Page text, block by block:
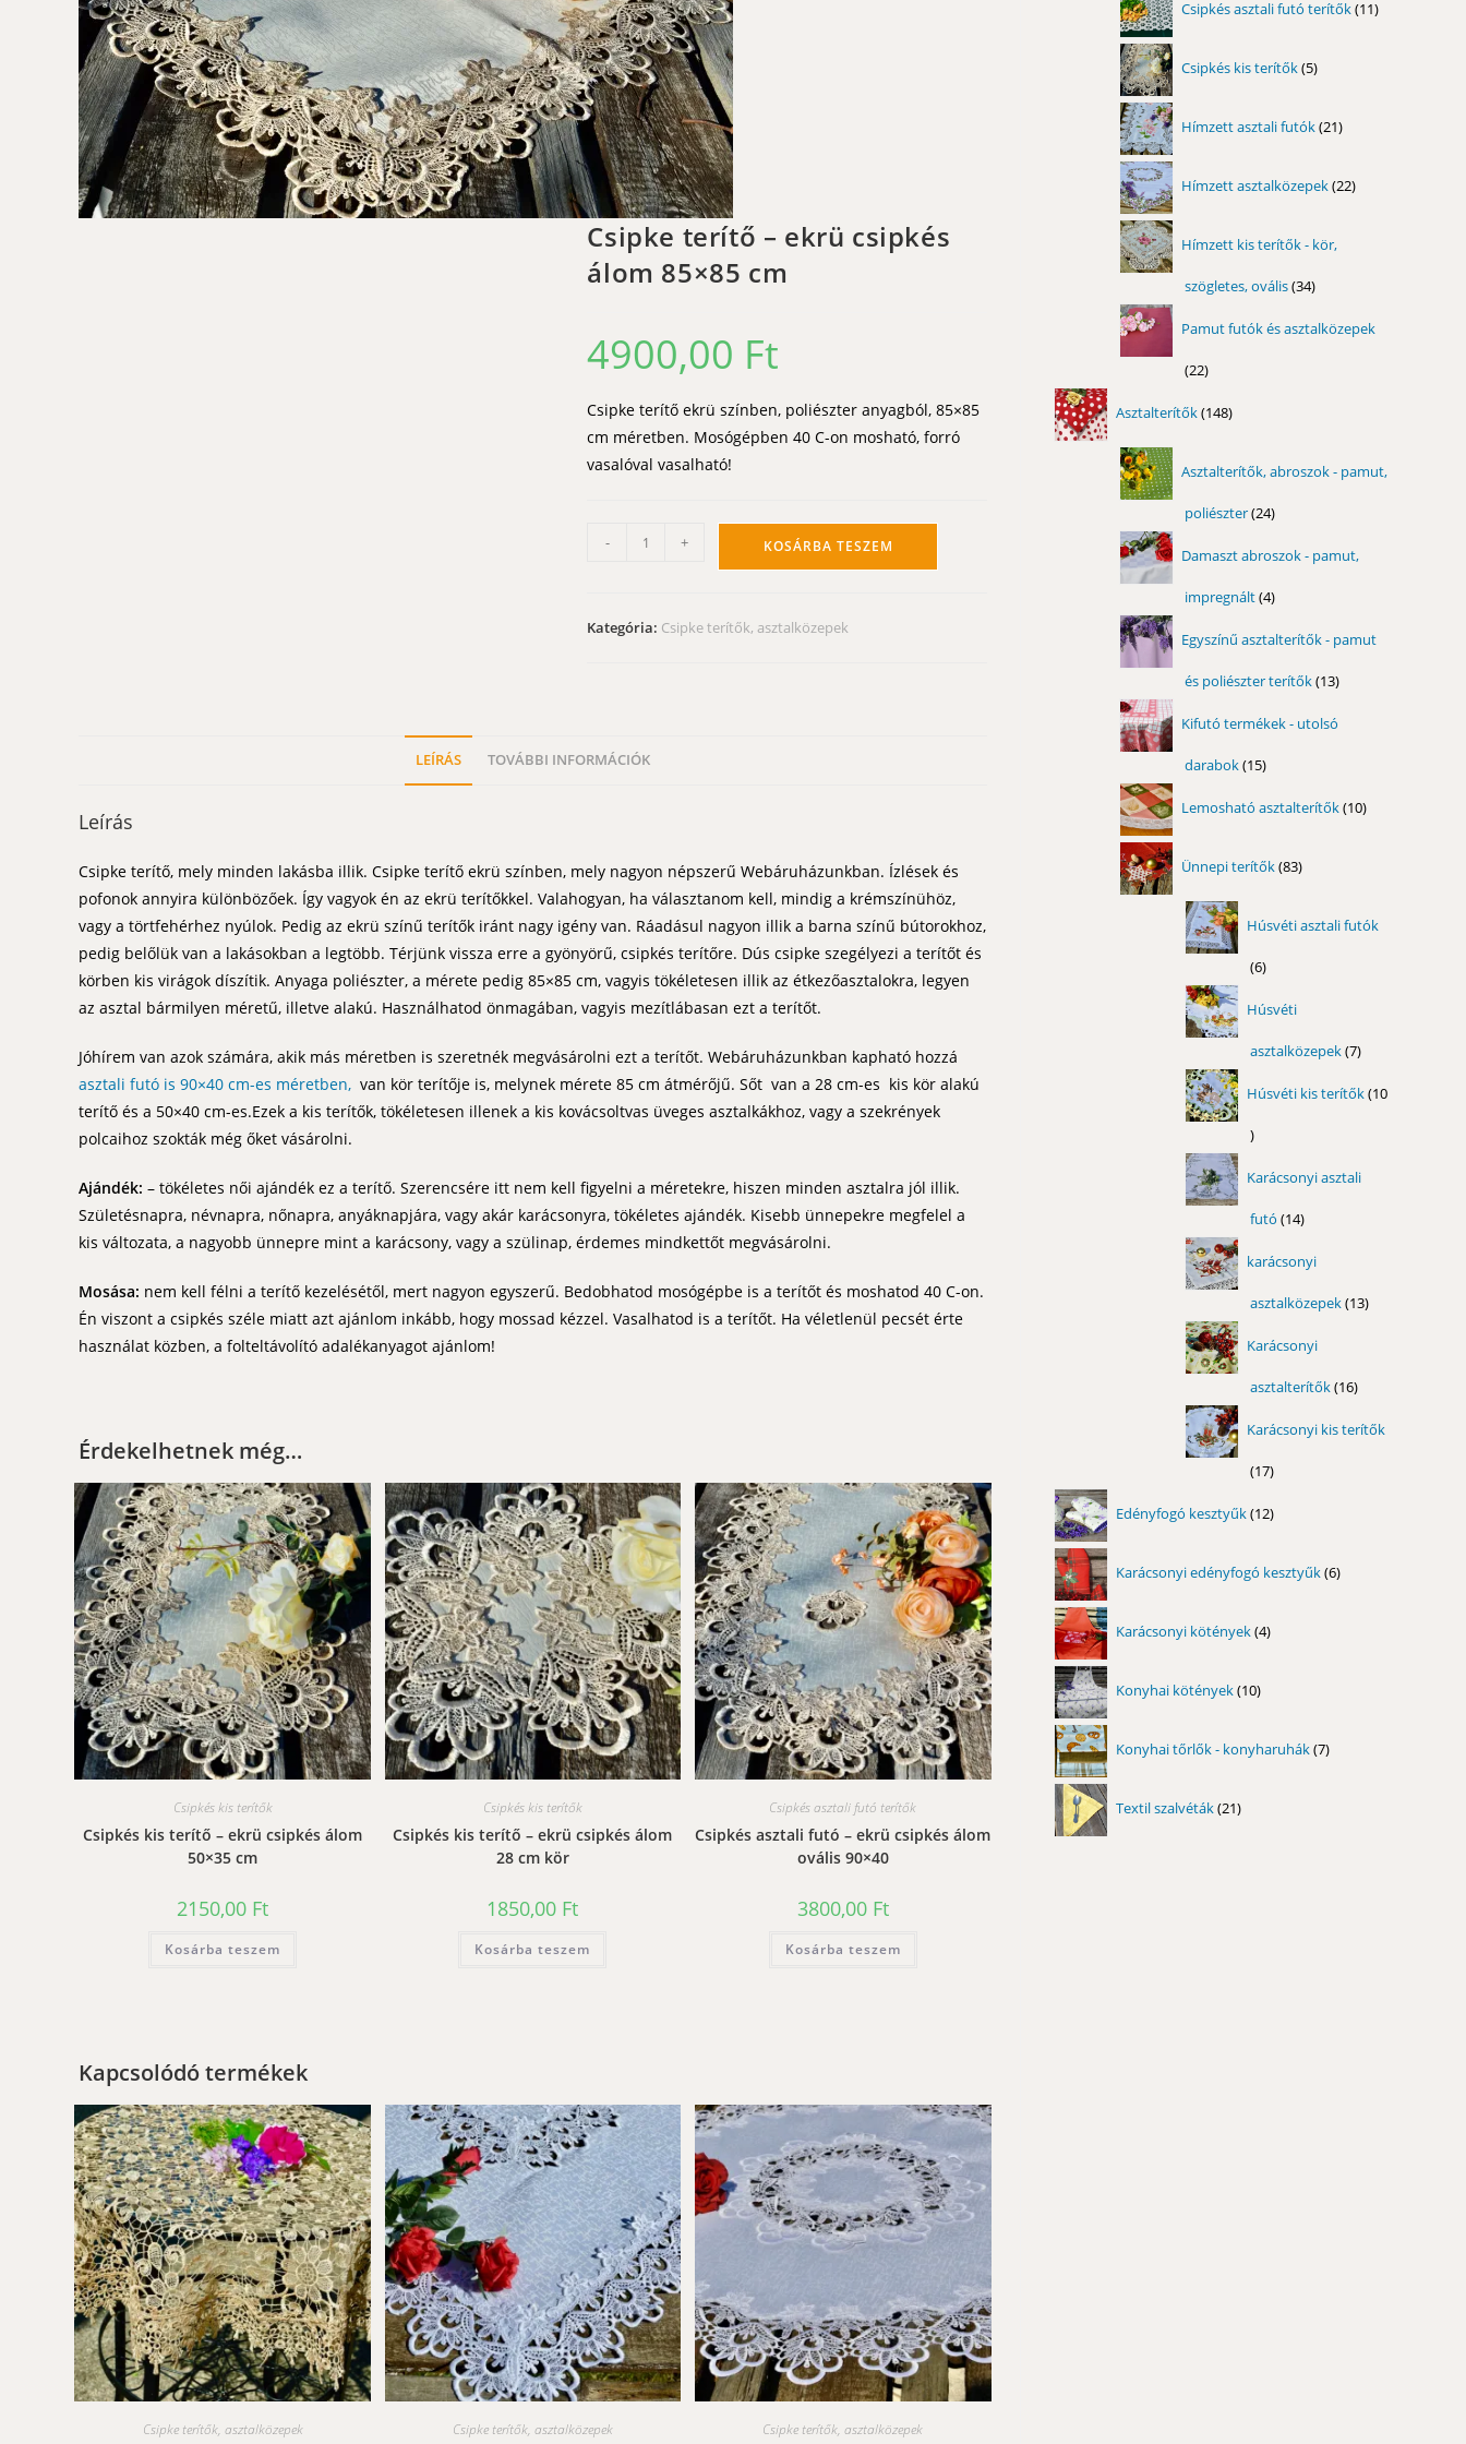
Csipke terítő – ekrü csipkés
álom 85×85 cm
4900,00 Ft
Csipke terítő ekrü színben, poliészter anyagból, 85×85
cm méretben. Mosógépben 40 C-on mosható, forró
vasalóval vasalható!
mennyiség
- + KOSÁRBA TESZEM
Kategória: Csipke terítők, asztalközepek
LEÍRÁS TOVÁBBI INFORMÁCIÓK
Leírás
Csipke terítő, mely minden lakásba illik. Csipke terítő ekrü színben, mely nagyon népszerű Webáruházunkban. Ízlések és
pofonok annyira különbözőek. Így vagyok én az ekrü terítőkkel. Valahogyan, ha választanom kell, mindig a krémszínühöz,
vagy a törtfehérhez nyúlok. Pedig az ekrü színű terítők iránt nagy igény van. Ráadásul nagyon illik a barna színű bútorokhoz,
pedig belőlük van a lakásokban a legtöbb. Térjünk vissza erre a gyönyörű, csipkés terítőre. Dús csipke szegélyezi a terítőt és
körben kis virágok díszítik. Anyaga poliészter, a mérete pedig 85×85 cm, vagyis tökéletesen illik az étkezőasztalokra, legyen
az asztal bármilyen méretű, illetve alakú. Használhatod önmagában, vagyis mezítlábasan ezt a terítőt.
Jóhírem van azok számára, akik más méretben is szeretnék megvásárolni ezt a terítőt. Webáruházunkban kapható hozzá
asztali futó is 90×40 cm-es méretben, van kör terítője is, melynek mérete 85 cm átmérőjű. Sőt van a 28 cm-es kis kör alakú
terítő és a 50×40 cm-es.Ezek a kis terítők, tökéletesen illenek a kis kovácsoltvas üveges asztalkákhoz, vagy a szekrények
polcaihoz szokták még őket vásárolni.
Ajándék: – tökéletes női ajándék ez a terítő. Szerencsére itt nem kell figyelni a méretekre, hiszen minden asztalra jól illik.
Születésnapra, névnapra, nőnapra, anyáknapjára, vagy akár karácsonyra, tökéletes ajándék. Kisebb ünnepekre megfelel a
kis változata, a nagyobb ünnepre mint a karácsony, vagy a szülinap, érdemes mindkettőt megvásárolni.
Mosása: nem kell félni a terítő kezelésétől, mert nagyon egyszerű. Bedobhatod mosógépbe is a terítőt és moshatod 40 C-on.
Én viszont a csipkés széle miatt azt ajánlom inkább, hogy mossad kézzel. Vasalhatod is a terítőt. Ha véletlenül pecsét érte
használat közben, a folteltávolító adalékanyagot ajánlom!
Érdekelhetnek még…
Csipkés kis terítők
Csipkés kis terítő – ekrü csipkés álom
50×35 cm
2150,00 Ft
Kosárba teszem
Csipkés kis terítők
Csipkés kis terítő – ekrü csipkés álom
28 cm kör
1850,00 Ft
Kosárba teszem
Csipkés asztali futó terítők
Csipkés asztali futó – ekrü csipkés álom
ovális 90×40
3800,00 Ft
Kosárba teszem
Kapcsolódó termékek
Csipke terítők, asztalközepek Csipke terítők, asztalközepek Csipke terítők, asztalközepek
Csipkés asztali futó terítők 11
termék
Csipkés kis terítők 5
termék
Hímzett asztali futók 21
termék
Hímzett asztalközepek 22
termék
Hímzett kis terítők - kör,
szögletes, ovális 3434
Pamut futók és asztalközepek
2222
Asztalterítők 148
termék
Asztalterítők, abroszok - pamut,
poliészter 2424
Damaszt abroszok - pamut,
impregnált 44
Egyszínű asztalterítők - pamut
és poliészter terítők 1313
Kifutó termékek - utolsó
darabok 1515
Lemosható asztalterítők 10
termék
Ünnepi terítők 83
termék
Húsvéti asztali futók
66
Húsvéti
asztalközepek 77
Húsvéti kis terítők 10
10
Karácsonyi asztali
futó 1414
karácsonyi
asztalközepek 1313
Karácsonyi
asztalterítők 1616
Karácsonyi kis terítők
1717
Edényfogó kesztyűk 12
termék
Karácsonyi edényfogó kesztyűk 6
termék
Karácsonyi kötények 4
termék
Konyhai kötények 10
termék
Konyhai tőrlők - konyharuhák 7
termék
Textil szalvéták 21
termék